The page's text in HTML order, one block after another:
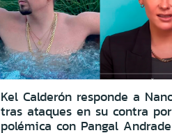
Kel Calderón responde a
tras ataques en su contra por
polémica con Pangal Andrade